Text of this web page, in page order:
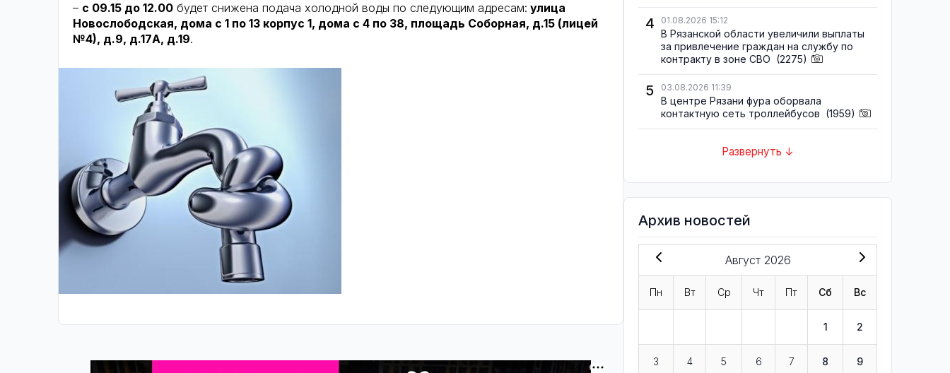
– с 09.15 до 12.00 будет снижена подача холодной воды по следующим адресам: улица
Новослободская, дома с 1 по 13 корпус 1, дома с 4 по 38, площадь Соборная, д.15 (лицей
№4), д.9, д.17А, д.19.
4 01.08.2026 15:12
В Рязанской области увеличили выплаты
за привлечение граждан на службу по
контракту в зоне СВО (2275)
5 03.08.2026 11:39
В центре Рязани фура оборвала
контактную сеть троллейбусов (1959)
Развернуть ↓
Архив новостей
Август 2026
Пн Вт Ср Чт Пт Сб Вс
1 2
3 4 5 6 7 8 9